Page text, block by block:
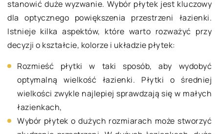
stanowić duże wyzwanie. Wybór płytek jest kluczowy
dla optycznego powiększenia przestrzeni łazienki.
Istnieje kilka aspektów, które warto rozważyć przy
decyzji o kształcie, kolorze i układzie płytek:
Rozmieść płytki w taki sposób, aby wydobyć
optymalną wielkość łazienki. Płytki o średniej
wielkości zwykle najlepiej sprawdzają się w małych
łazienkach,
Wybór płytek o dużych rozmiarach może stworzyć